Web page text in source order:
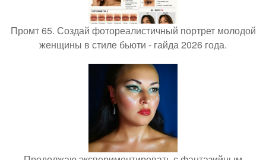
Промт 65. Создай фотореалистичный портрет молодой
женщины в стиле бьюти - гайда 2026 года.